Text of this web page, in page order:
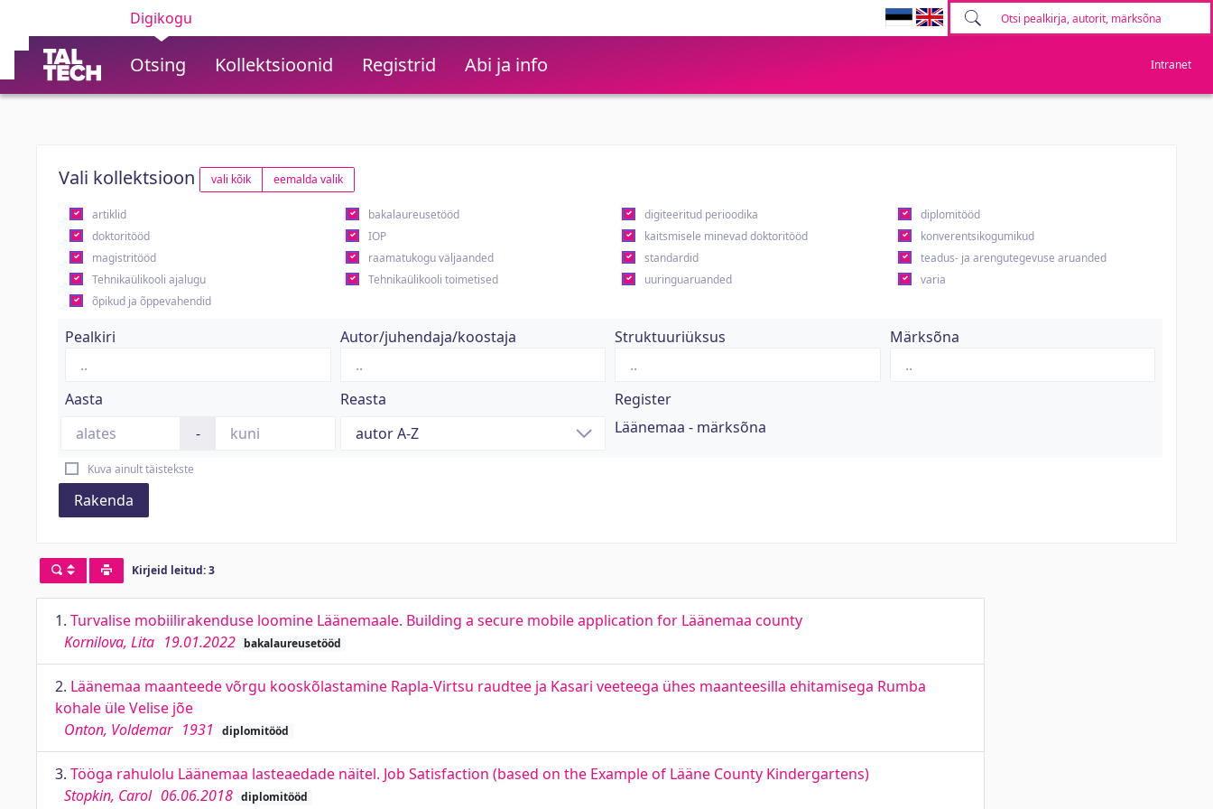
Digikogu
Otsing Kollektsioonid Registrid Abi ja info Intranet
Vali kollektsioon vali kõik eemalda valik
artiklid bakalaureusetööd digiteeritud perioodika
diplomitööd
doktoritööd
IOP kaitsmisele minevad doktoritööd
konverentsikogumikud
magistritööd
raamatukogu väljaanded standardid
teadus- ja arengutegevuse aruanded
Tehnikaülikooli ajalugu
Tehnikaülikooli toimetised uuringuaruanded
varia
õpikud ja õppevahendid
Pealkiri Autor/juhendaja/koostaja Struktuuriüksus Märksõna
Aasta
-
Reasta
Register
Läänemaa - märksõna
Kuva ainult täistekste
Rakenda
Kirjeid leitud: 3
1. Turvalise mobiilirakenduse loomine Läänemaale. Building a secure mobile application for Läänemaa county
Kornilova, Lita 19.01.2022 bakalaureusetööd
2. Läänemaa maanteede võrgu kooskõlastamine Rapla-Virtsu raudtee ja Kasari veeteega ühes maanteesilla ehitamisega Rumba
kohale üle Velise jõe
Onton, Voldemar 1931 diplomitööd
3. Tööga rahulolu Läänemaa lasteaedade näitel. Job Satisfaction (based on the Example of Lääne County Kindergartens)
Stopkin, Carol 06.06.2018 diplomitööd